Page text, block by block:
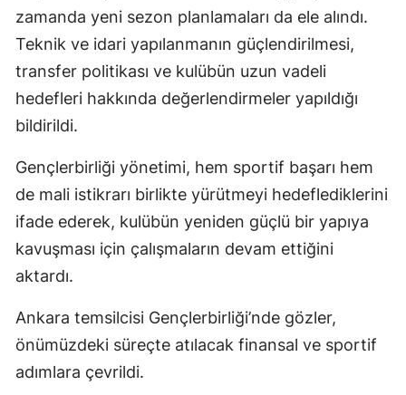
zamanda yeni sezon planlamaları da ele alındı.
Teknik ve idari yapılanmanın güçlendirilmesi,
transfer politikası ve kulübün uzun vadeli
hedefleri hakkında değerlendirmeler yapıldığı
bildirildi.
Gençlerbirliği yönetimi, hem sportif başarı hem
de mali istikrarı birlikte yürütmeyi hedeflediklerini
ifade ederek, kulübün yeniden güçlü bir yapıya
kavuşması için çalışmaların devam ettiğini
aktardı.
Ankara temsilcisi Gençlerbirliği’nde gözler,
önümüzdeki süreçte atılacak finansal ve sportif
adımlara çevrildi.